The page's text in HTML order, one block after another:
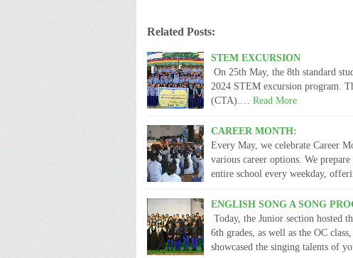
Related Posts:
STEM EXCURSION
On 25th May, the 8th standard
2024 STEM excursion program.
(CTA).…
Read More
CAREER MONTH:
Every May, we celebrate Career
various career options. We
entire school every weekday,
ENGLISH SONG A SONG
Today, the Junior section hosted
6th grades, as well as the OC
showcased the singing talents of